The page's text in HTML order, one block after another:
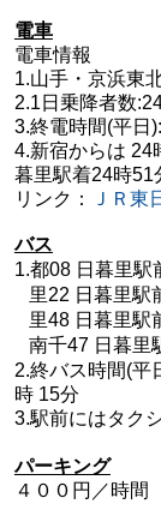
電車
電車情報
1.山手・京浜東
2.1日乗降者数
3.終電時間(平日
4.新宿からは 24
暮里駅着24時51
リンク：
ＪＲ
バス
1.都08 日暮里駅
里22 日暮里駅
里48 日暮里駅
南千47 日暮里
2.終バス時間(平
時 15分
3.駅前にはタク
パーキング
４００円／時間